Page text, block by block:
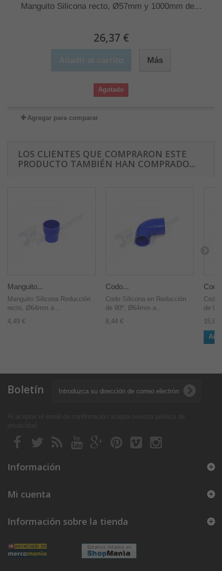
Manguito Silicona recto, Ø57mm y 1000mm de...
26,37 €
Más
Agotado
Agregar para comparar
LOS CLIENTES QUE COMPRARON ESTE
PRODUCTO TAMBIÉN HAN COMPRADO...
Manguito...
Manguito Silicona Reducción
recto, Ø64mm a...
4,49 €
Codo...
Codo Silicona en Reducción
de 90º, Ø64mm a...
8,44 €
Codo
de
15,89
Boletín
Información
Mi cuenta
Información sobre la tienda